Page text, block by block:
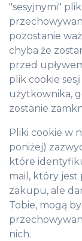
"sesyjnymi"
pozostanie
chyba że
przed
plik cookie
użytkownika,
zostanie
Pliki cookie w
poniżej)
które
mail, który jest
zakupu, ale
Tobie, mogą
nich.